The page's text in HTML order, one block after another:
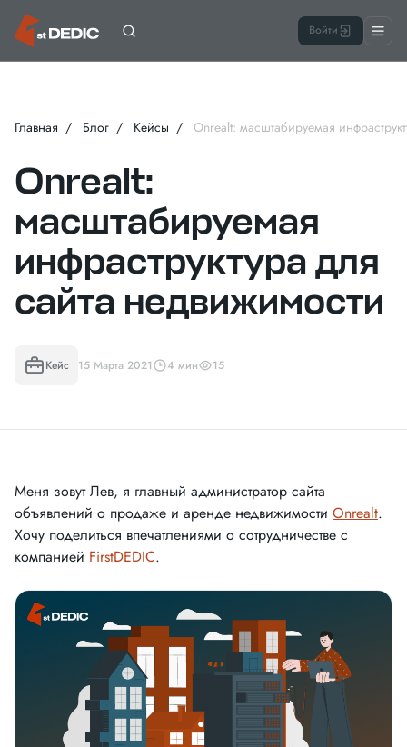
Войти
Главная Блог Кейсы Onrealt: масштабируемая
Onrealt:
масштабируемая
инфраструктура для
сайта недвижимости
Кейс 15 Марта 2021 4 мин 15
Меня зовут Лев, я главный администратор сайта
объявлений о продаже и аренде недвижимости Onrealt.
Хочу поделиться впечатлениями о сотрудничестве с
компанией FirstDEDIC.